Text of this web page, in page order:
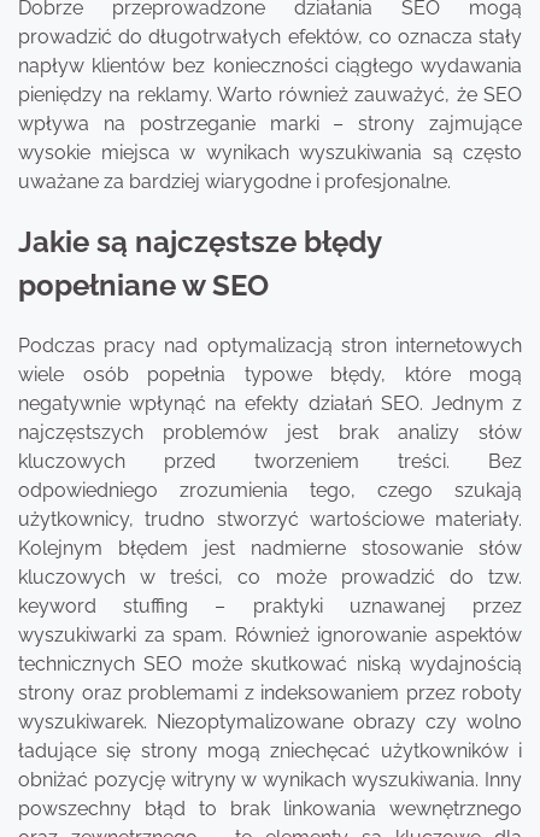
Dobrze przeprowadzone działania SEO mogą
prowadzić do długotrwałych efektów, co oznacza stały
napływ klientów bez konieczności ciągłego wydawania
pieniędzy na reklamy. Warto również zauważyć, że SEO
wpływa na postrzeganie marki – strony zajmujące
wysokie miejsca w wynikach wyszukiwania są często
uważane za bardziej wiarygodne i profesjonalne.
Jakie są najczęstsze błędy
popełniane w SEO
Podczas pracy nad optymalizacją stron internetowych
wiele osób popełnia typowe błędy, które mogą
negatywnie wpłynąć na efekty działań SEO. Jednym z
najczęstszych problemów jest brak analizy słów
kluczowych przed tworzeniem treści. Bez
odpowiedniego zrozumienia tego, czego szukają
użytkownicy, trudno stworzyć wartościowe materiały.
Kolejnym błędem jest nadmierne stosowanie słów
kluczowych w treści, co może prowadzić do tzw.
keyword stuffing – praktyki uznawanej przez
wyszukiwarki za spam. Również ignorowanie aspektów
technicznych SEO może skutkować niską wydajnością
strony oraz problemami z indeksowaniem przez roboty
wyszukiwarek. Niezoptymalizowane obrazy czy wolno
ładujące się strony mogą zniechęcać użytkowników i
obniżać pozycję witryny w wynikach wyszukiwania. Inny
powszechny błąd to brak linkowania wewnętrznego